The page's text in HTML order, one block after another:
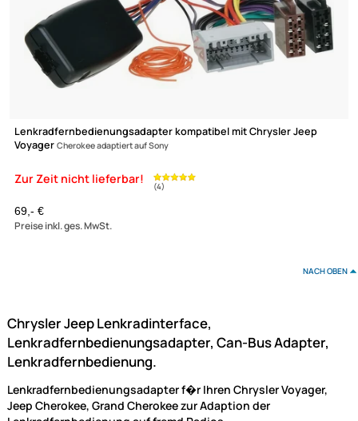
Lenkradfernbedienungsadapter kompatibel mit Chrysler Jeep
69,- €